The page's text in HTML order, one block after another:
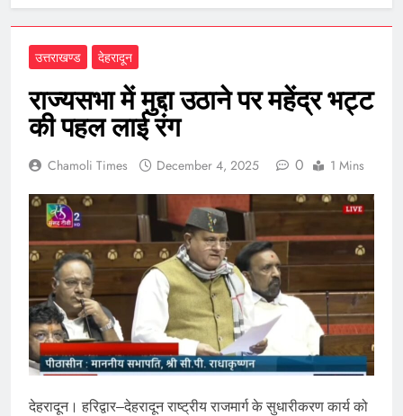
उत्तराखण्ड देहरादून
राज्यसभा में मुद्दा उठाने पर महेंद्र भट्ट
की पहल लाई रंग
Chamoli Times December 4, 2025 0 1 Mins
देहरादून। हरिद्वार–देहरादून राष्ट्रीय राजमार्ग के सुधारीकरण कार्य को